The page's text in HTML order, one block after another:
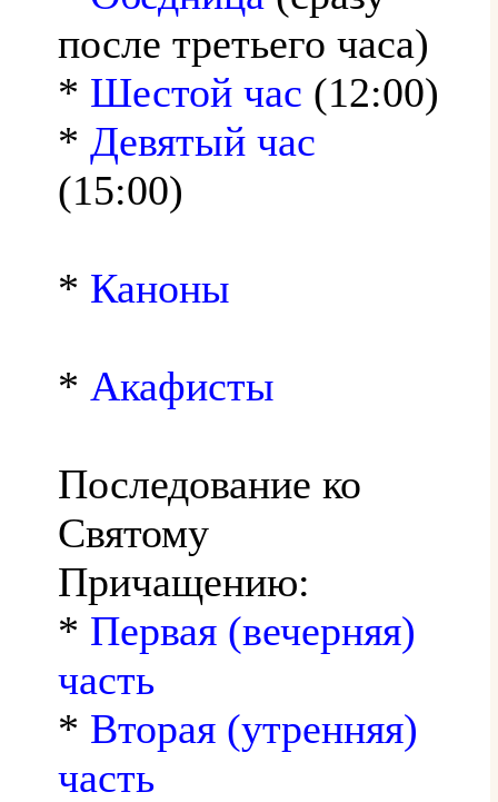
после третьего часа)
* Шестой час (12:00)
* Девятый час
(15:00)
* Каноны
* Акафисты
Последование ко
Святому
Причащению:
* Первая (вечерняя)
часть
* Вторая (утренняя)
часть